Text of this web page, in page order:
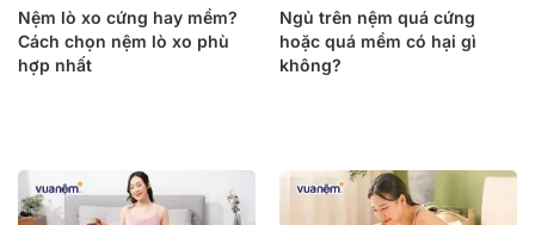
Nệm lò xo cứng hay mềm?
Cách chọn nệm lò xo phù
hợp nhất
Ngủ trên nệm quá cứng
hoặc quá mềm có hại gì
không?